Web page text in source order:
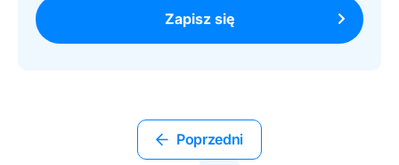
Zapisz się
Poprzedni